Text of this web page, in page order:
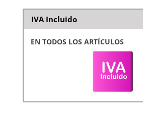
IVA Incluido
EN TODOS LOS ARTÍCULOS